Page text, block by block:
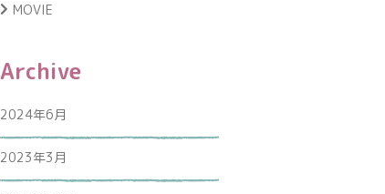
MOVIE
Archive
2024年6月
2023年3月